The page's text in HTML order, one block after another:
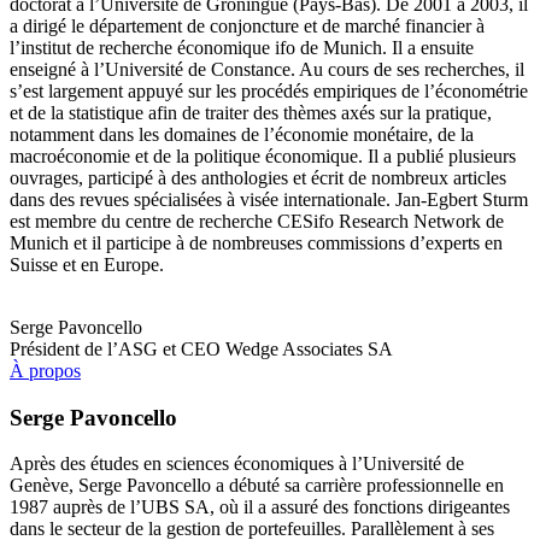
a dirigé le département de conjoncture et de marché financier à
l’institut de recherche économique ifo de Munich. Il a ensuite
enseigné à l’Université de Constance. Au cours de ses recherches, il
s’est largement appuyé sur les procédés empiriques de l’économétrie
et de la statistique afin de traiter des thèmes axés sur la pratique,
notamment dans les domaines de l’économie monétaire, de la
macroéconomie et de la politique économique. Il a publié plusieurs
ouvrages, participé à des anthologies et écrit de nombreux articles
dans des revues spécialisées à visée internationale. Jan-Egbert Sturm
est membre du centre de recherche CESifo Research Network de
Munich et il participe à de nombreuses commissions d’experts en
Suisse et en Europe.
Serge Pavoncello
Président de l’ASG et CEO Wedge Associates SA
À propos
Serge Pavoncello
Après des études en sciences économiques à l’Université de
Genève, Serge Pavoncello a débuté sa carrière professionnelle en
1987 auprès de l’UBS SA, où il a assuré des fonctions dirigeantes
dans le secteur de la gestion de portefeuilles. Parallèlement à ses